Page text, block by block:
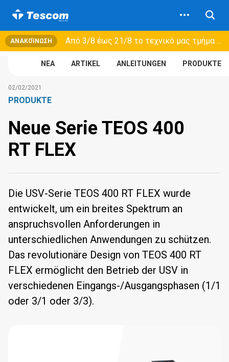
ΑΝΑΚΟΊΝΩΣΗ Από 3/8 έως 21/8 τo τεχνικό μας τμήμα θα εξυπηρετεί μόνο συμβόλαια συντήρησης και όχι νέες παραλαβές →
NEA ARTIKEL ANLEITUNGEN PRODUKTE
02/02/2021
PRODUKTE
Neue Serie TEOS 400
RT FLEX
Die USV-Serie TEOS 400 RT FLEX wurde
entwickelt, um ein breites Spektrum an
anspruchsvollen Anforderungen in
unterschiedlichen Anwendungen zu schützen.
Das revolutionäre Design von TEOS 400 RT
FLEX ermöglicht den Betrieb der USV in
verschiedenen Eingangs-/Ausgangsphasen (1/1
oder 3/1 oder 3/3).